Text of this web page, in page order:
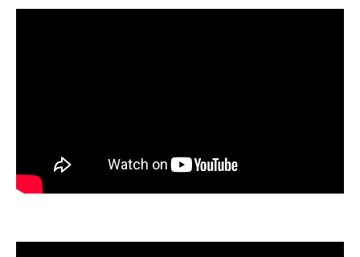
勉強会とSNS連携がもたらす継続学習の力
介護予防マネジメントの基本と勉強会の役
割
訣